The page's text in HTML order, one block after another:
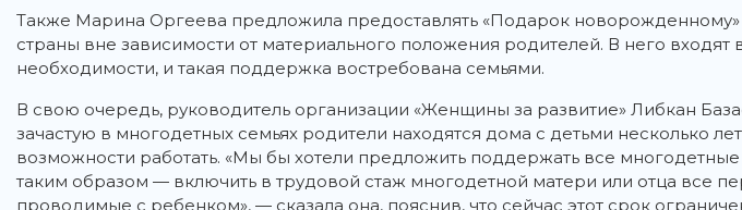
Также Марина Оргеева предложила предоставлять «Подарок новорожденному»
страны вне зависимости от материального положения родителей. В него
необходимости, и такая поддержка востребована семьями.
В свою очередь, руководитель организации «Женщины за развитие» Либкан
зачастую в многодетных семьях родители находятся дома с детьми несколько
возможности работать. «Мы бы хотели предложить поддержать все
таким образом — включить в трудовой стаж многодетной матери или отца все
проводимые с ребенком», — сказала она, пояснив, что сейчас этот срок